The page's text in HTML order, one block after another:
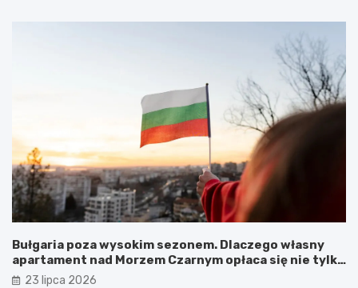
Bułgaria poza wysokim sezonem. Dlaczego własny
apartament nad Morzem Czarnym opłaca się nie tylko
latem?
23 lipca 2026